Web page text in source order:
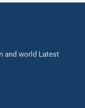
and world Latest